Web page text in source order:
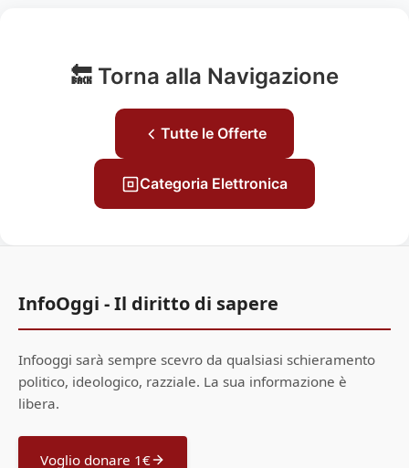
🔙 Torna alla Navigazione
Tutte le Offerte
Categoria Elettronica
InfoOggi - Il diritto di sapere
Infooggi sarà sempre scevro da qualsiasi schieramento
politico, ideologico, razziale. La sua informazione è
libera.
Voglio donare 1€